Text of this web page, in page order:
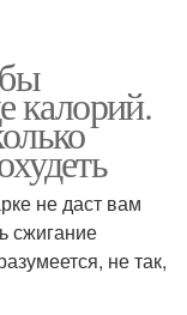
калорий.
не даст вам
сжигание
не так,